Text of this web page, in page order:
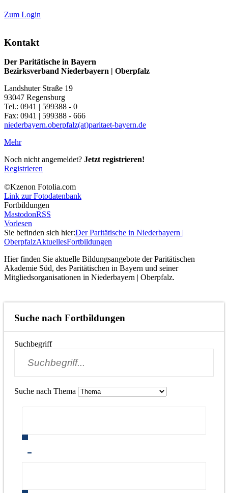
Zum Login
Kontakt
Der Paritätische in Bayern
Bezirksverband Niederbayern | Oberpfalz
Landshuter Straße 19
93047 Regensburg
Tel.: 0941 | 599388 - 0
Fax: 0941 | 599388 - 666
niederbayern.oberpfalz(at)paritaet-bayern.de
Mehr
Noch nicht angemeldet? Jetzt registrieren!
Registrieren
©Kzenon Fotolia.com
Link zur Fotodatenbank
Fortbildungen
MastodonRSS
Vorlesen
Sie befinden sich hier:Der Paritätische in Niederbayern |
OberpfalzAktuellesFortbildungen
Hier finden Sie aktuelle Bildungsangebote der Paritätischen
Akademie Süd, des Paritätischen in Bayern und seiner
Mitgliedsorganisationen in Niederbayern | Oberpfalz.
Suche nach Fortbildungen
Suchbegriff
Suche nach Thema
-